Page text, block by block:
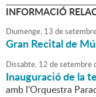
INFORMACIÓ
Diumenge, 13 de
Gran Recital de
Dissabte, 12 desetembre
Inauguració de la
amb l'Orquestra